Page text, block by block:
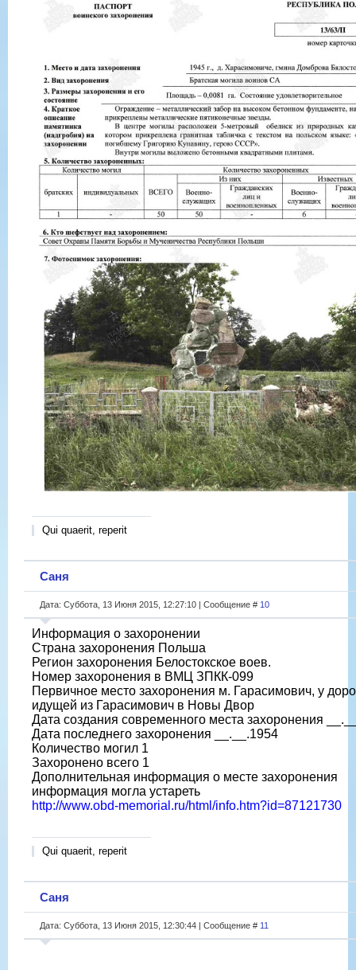
Qui quaerit, reperit
Саня
Дата: Суббота, 13 Июня 2015, 12:27:10 | Сообщение # 10
Информация о захоронении
Страна захоронения Польша
Регион захоронения Белостокское воев.
Номер захоронения в ВМЦ ЗПКК-099
Первичное место захоронения м. Гарасимович, у
идущей из Гарасимович в Новы Двор
Дата создания современного места захоронения
Дата последнего захоронения __.__.1954
Количество могил 1
Захоронено всего 1
Дополнительная информация о месте захоронения
информация могла устареть
http://www.obd-memorial.ru/html/info.htm?id=87121730
Qui quaerit, reperit
Саня
Дата: Суббота, 13 Июня 2015, 12:30:44 | Сообщение # 11